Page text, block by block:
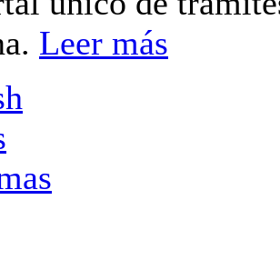
Leer más